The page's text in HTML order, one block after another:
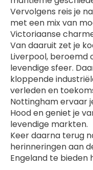
Vervolgens reis je
met een mix van
Victoriaanse
Van daaruit zet je
Liverpool, beroemd
levendige sfeer.
kloppende
verleden en
Nottingham ervaar
Hood en geniet je
levendige markten.
Keer daarna terug
herinneringen aan
Engeland te bieden